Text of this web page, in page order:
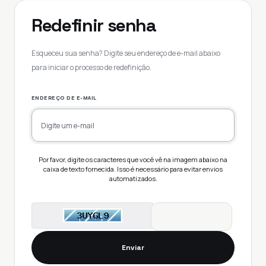
Redefinir senha
Esqueceu sua senha? Digite seu endereço de e-mail abaixo
para iniciar o processo de redefinição.
ENDEREÇO DE E-MAIL
Por favor, digite os caracteres que você vê na imagem abaixo na
caixa de texto fornecida. Isso é necessário para evitar envios
automatizados.
ENTER CAPTCHA CODE
Enviar